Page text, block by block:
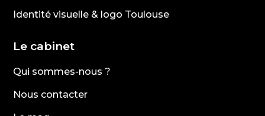
Identité visuelle & logo Toulouse
Le cabinet
Qui sommes-nous ?
Nous contacter